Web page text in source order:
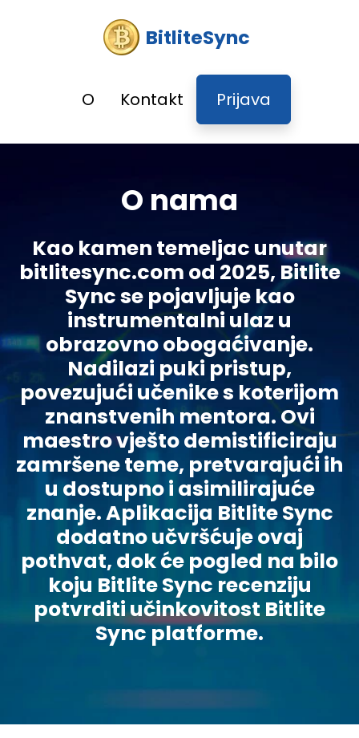
BitliteSync
O Kontakt Prijava
O nama
Kao kamen temeljac unutar
bitlitesync.com od 2025, Bitlite
Sync se pojavljuje kao
instrumentalni ulaz u
obrazovno obogaćivanje.
Nadilazi puki pristup,
povezujući učenike s koterijom
znanstvenih mentora. Ovi
maestro vješto demistificiraju
zamršene teme, pretvarajući ih
u dostupno i asimilirajuće
znanje. Aplikacija Bitlite Sync
dodatno učvršćuje ovaj
pothvat, dok će pogled na bilo
koju Bitlite Sync recenziju
potvrditi učinkovitost Bitlite
Sync platforme.